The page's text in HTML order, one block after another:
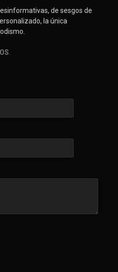
de sesgos de
la única